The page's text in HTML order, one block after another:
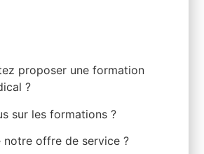
proposer une formation
?
sur les formations ?
notre offre de service ?